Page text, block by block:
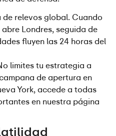
de relevos global. Cuando
Londres, seguida de
fluyen las 24 horas del
limites tu estrategia a
de apertura en
York, accede a todas
en nuestra página